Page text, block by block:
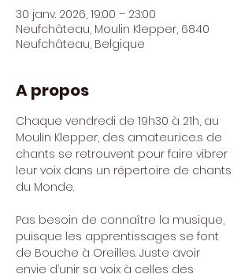
30 janv. 2026, 19:00 – 23:00
Neufchâteau, Moulin Klepper, 6840
Neufchâteau, Belgique
A propos
Chaque vendredi de 19h30 à 21h, au
Moulin Klepper, des amateur.ice.s de
chants se retrouvent pour faire vibrer
leur voix dans un répertoire de chants
du Monde.
Pas besoin de connaître la musique,
puisque les apprentissages se font
de Bouche à Oreilles. Juste avoir
envie d’unir sa voix à celles des